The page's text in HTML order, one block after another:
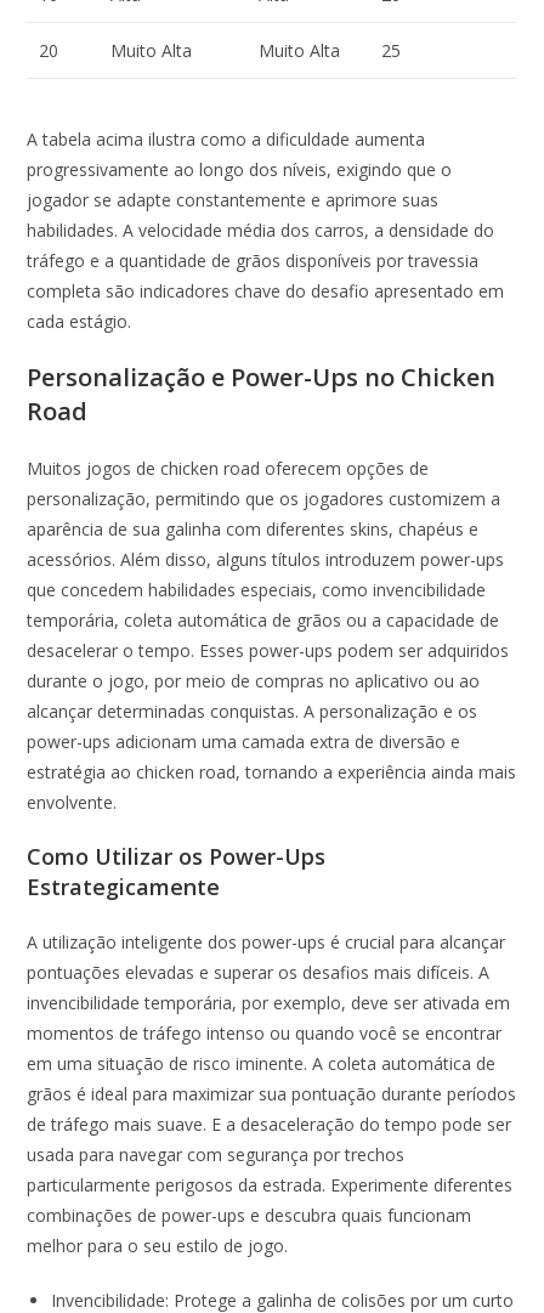
20 Muito Alta Muito Alta 25
A tabela acima ilustra como a dificuldade aumenta
progressivamente ao longo dos níveis, exigindo que o
jogador se adapte constantemente e aprimore suas
habilidades. A velocidade média dos carros, a densidade do
tráfego e a quantidade de grãos disponíveis por travessia
completa são indicadores chave do desafio apresentado em
cada estágio.
Personalização e Power-Ups no Chicken
Road
Muitos jogos de chicken road oferecem opções de
personalização, permitindo que os jogadores customizem a
aparência de sua galinha com diferentes skins, chapéus e
acessórios. Além disso, alguns títulos introduzem power-ups
que concedem habilidades especiais, como invencibilidade
temporária, coleta automática de grãos ou a capacidade de
desacelerar o tempo. Esses power-ups podem ser adquiridos
durante o jogo, por meio de compras no aplicativo ou ao
alcançar determinadas conquistas. A personalização e os
power-ups adicionam uma camada extra de diversão e
estratégia ao chicken road, tornando a experiência ainda mais
envolvente.
Como Utilizar os Power-Ups
Estrategicamente
A utilização inteligente dos power-ups é crucial para alcançar
pontuações elevadas e superar os desafios mais difíceis. A
invencibilidade temporária, por exemplo, deve ser ativada em
momentos de tráfego intenso ou quando você se encontrar
em uma situação de risco iminente. A coleta automática de
grãos é ideal para maximizar sua pontuação durante períodos
de tráfego mais suave. E a desaceleração do tempo pode ser
usada para navegar com segurança por trechos
particularmente perigosos da estrada. Experimente diferentes
combinações de power-ups e descubra quais funcionam
melhor para o seu estilo de jogo.
Invencibilidade: Protege a galinha de colisões por um curto